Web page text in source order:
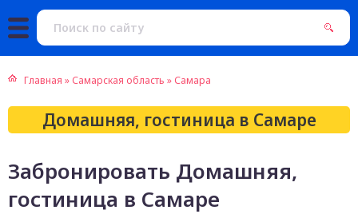
Главная » Самарская область » Самара
Домашняя, гостиница в Самаре
Забронировать Домашняя,
гостиница в Самаре